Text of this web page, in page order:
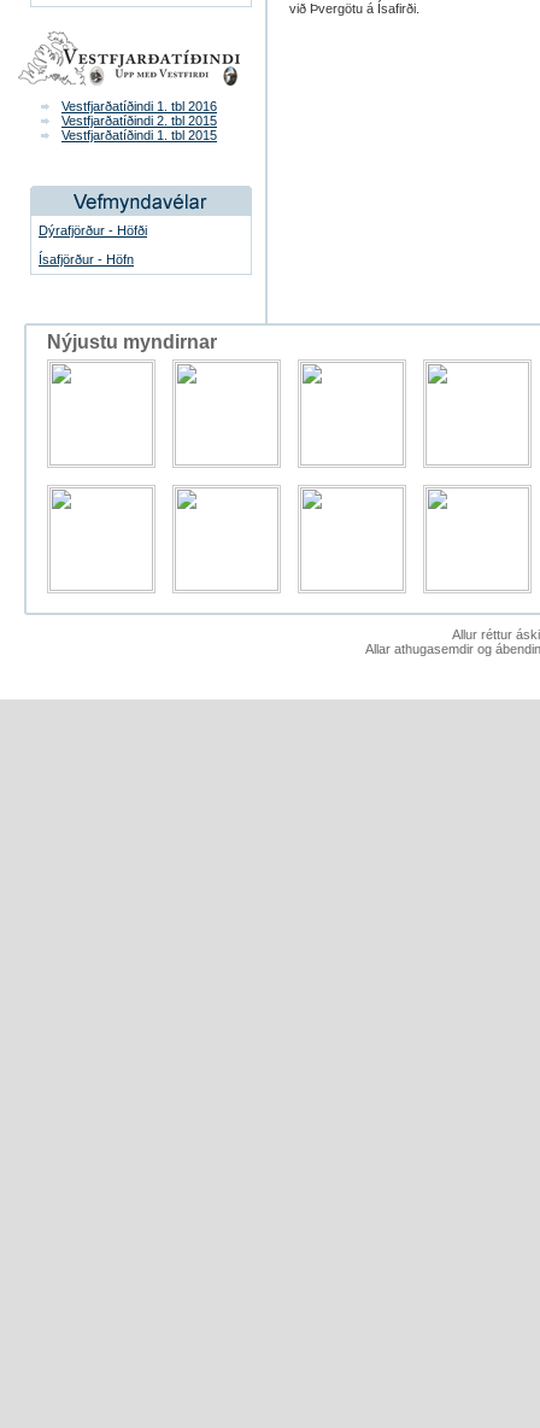
Vestfjarðatíðindi 1. tbl 2016
Vestfjarðatíðindi 2. tbl 2015
Vestfjarðatíðindi 1. tbl 2015
Dýrafjörður - Höfði
Ísafjörður - Höfn
við Þvergötu á Ísafirði.
Nýjustu myndirnar
Allur réttur
Allar athugasemdir og